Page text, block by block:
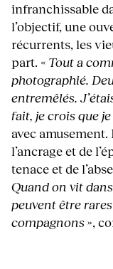
infranchissable
l’objectif, une
récurrents, les
part. « Tout a
photographié.
entremêlés.
fait, je crois que
avec
l’ancrage et de
tenace et de
Quand on vit
peuvent être
compagnons»,